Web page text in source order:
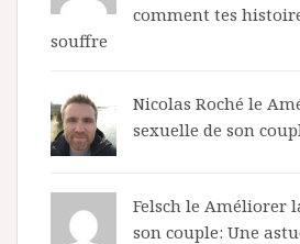
comment tes
souffre
Nicolas Roché le
sexuelle de son
Felsch le Améliorer
son couple: Une